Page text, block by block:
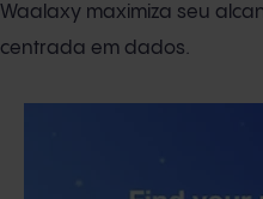
Waalaxy maximiza seu
centrada em dados.